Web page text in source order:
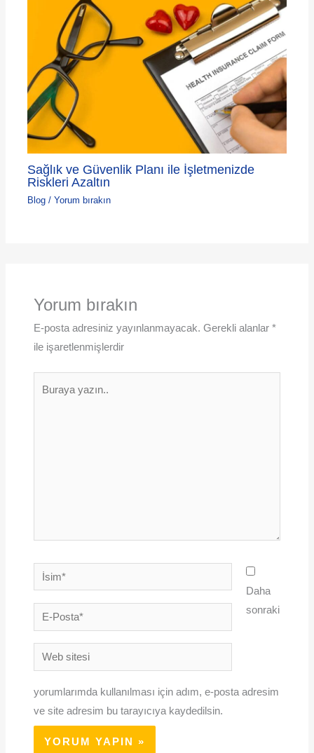
Sağlık ve Güvenlik Planı ile İşletmenizde
Riskleri Azaltın
Blog /Yorum bırakın
Yorum bırakın
E-posta adresiniz yayınlanmayacak. Gerekli alanlar *
ile işaretlenmişlerdir
İsim*
E-
Posta*
Web
sitesi
Daha
sonraki
yorumlarımda kullanılması için adım, e-posta adresim
ve site adresim bu tarayıcıya kaydedilsin.